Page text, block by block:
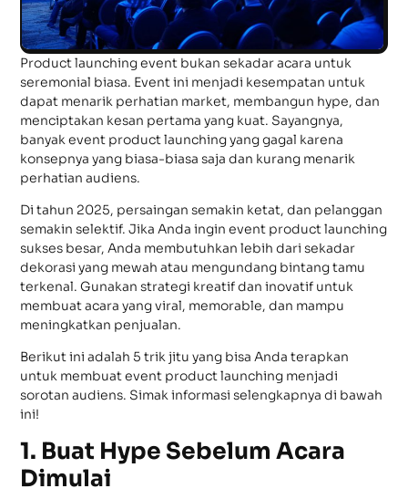
Product launching event bukan sekadar acara untuk
seremonial biasa. Event ini menjadi kesempatan untuk
dapat menarik perhatian market, membangun hype, dan
menciptakan kesan pertama yang kuat. Sayangnya,
banyak event product launching yang gagal karena
konsepnya yang biasa-biasa saja dan kurang menarik
perhatian audiens.
Di tahun 2025, persaingan semakin ketat, dan pelanggan
semakin selektif. Jika Anda ingin event product launching
sukses besar, Anda membutuhkan lebih dari sekadar
dekorasi yang mewah atau mengundang bintang tamu
terkenal. Gunakan strategi kreatif dan inovatif untuk
membuat acara yang viral, memorable, dan mampu
meningkatkan penjualan.
Berikut ini adalah 5 trik jitu yang bisa Anda terapkan
untuk membuat event product launching menjadi
sorotan audiens. Simak informasi selengkapnya di bawah
ini!
1. Buat Hype Sebelum Acara
Dimulai